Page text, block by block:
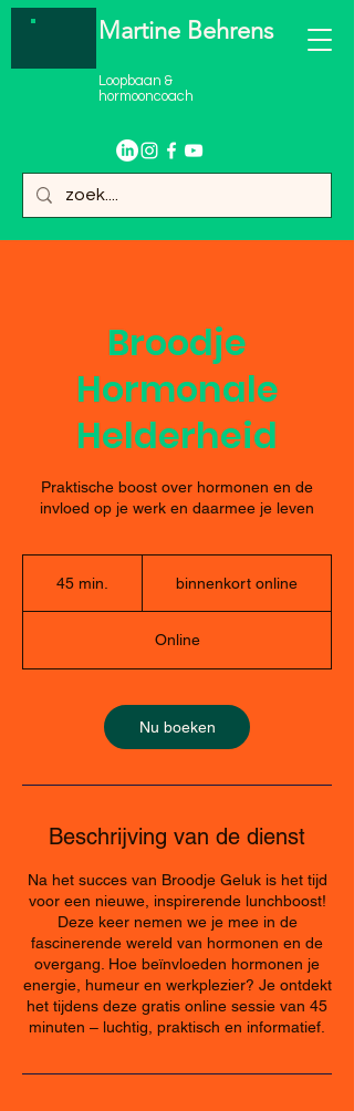
Martine Behrens
Loopbaan &
hormooncoach
Broodje
Hormonale
Helderheid
Praktische boost over hormonen en de
invloed op je werk en daarmee je leven
45 min.
n
binnenkort online
Online
Nu boeken
Beschrijving van de dienst
Na het succes van Broodje Geluk is het tijd
voor een nieuwe, inspirerende lunchboost!
Deze keer nemen we je mee in de
fascinerende wereld van hormonen en de
overgang. Hoe beïnvloeden hormonen je
energie, humeur en werkplezier? Je ontdekt
het tijdens deze gratis online sessie van 45
minuten – luchtig, praktisch en informatief.